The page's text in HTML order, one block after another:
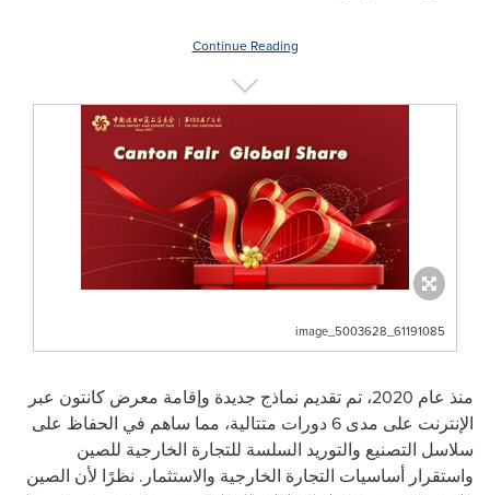
Continue Reading
image_5003628_61191085
منذ عام 2020، تم تقديم نماذج جديدة وإقامة معرض كانتون عبر
الإنترنت على مدى 6 دورات متتالية، مما ساهم في الحفاظ على
سلاسل التصنيع والتوريد السلسة للتجارة الخارجية للصين
واستقرار أساسيات التجارة الخارجية والاستثمار. نظرًا لأن الصين